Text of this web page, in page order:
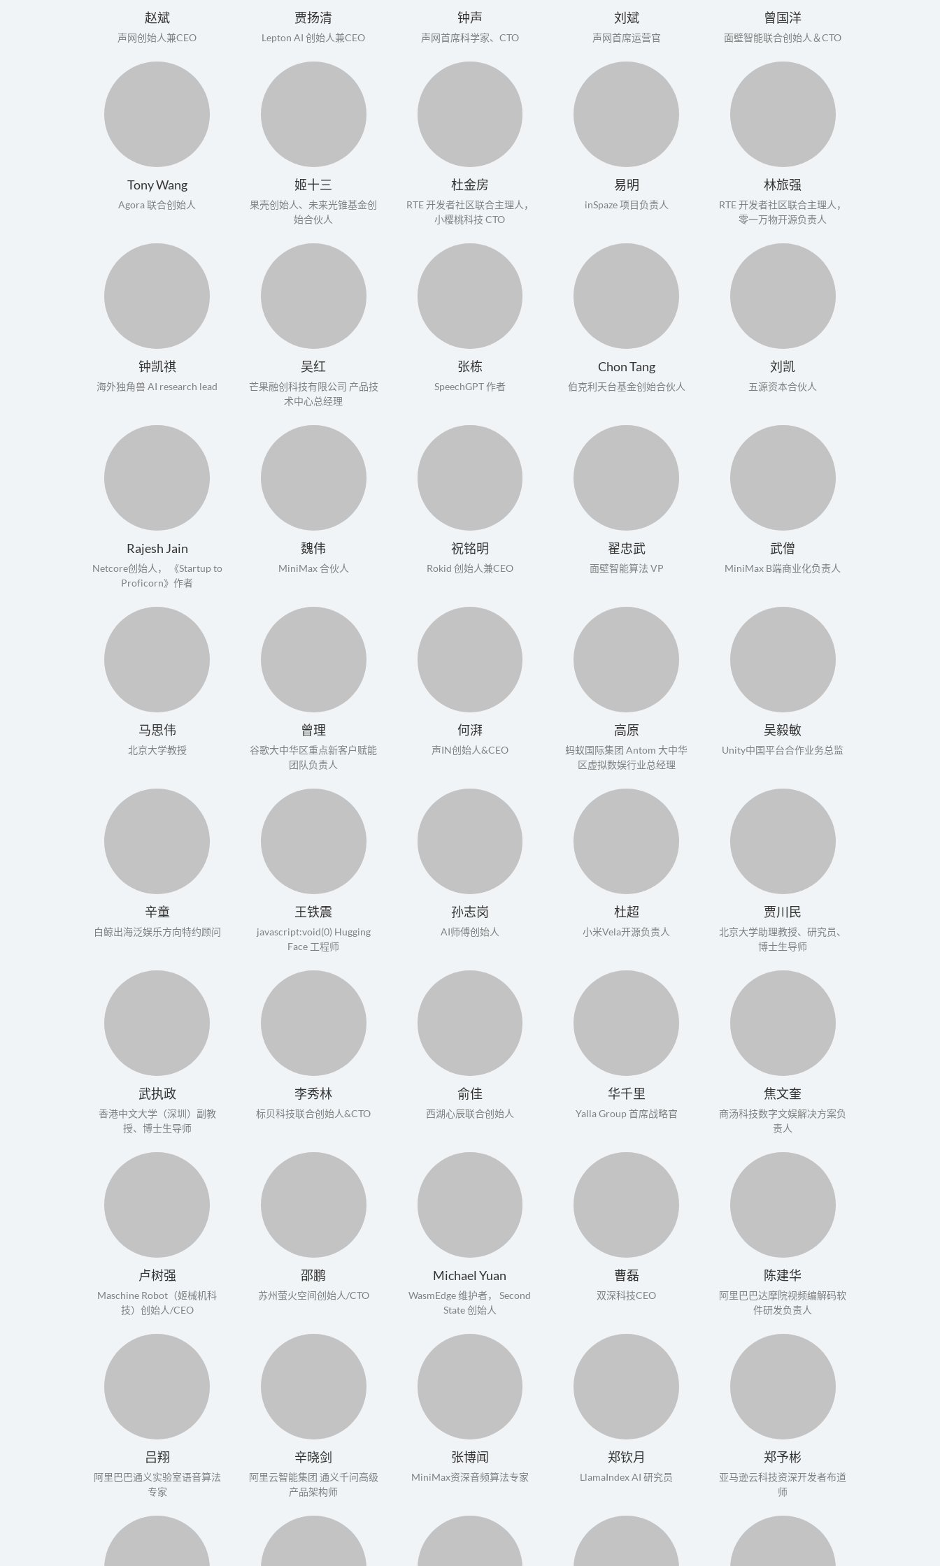
赵斌
声网创始人兼CEO
贾扬清
Lepton AI 创始人兼CEO
钟声
声网首席科学家、CTO
刘斌
声网首席运营官
曾国洋
面壁智能联合创始人＆CTO
Tony Wang
Agora 联合创始人
姬十三
果壳创始人、未来光锥基金创
始合伙人
杜金房
RTE 开发者社区联合主理人，
小樱桃科技 CTO
易明
inSpaze 项目负责人
林旅强
RTE 开发者社区联合主理人，
零一万物开源负责人
钟凯祺
海外独角兽 AI research lead
吴红
芒果融创科技有限公司 产品技
术中心总经理
张栋
SpeechGPT 作者
Chon Tang
伯克利天台基金创始合伙人
刘凯
五源资本合伙人
Rajesh Jain
Netcore创始人， 《Startup to
Proficorn》作者
魏伟
MiniMax 合伙人
祝铭明
​Rokid 创始人兼CEO
翟忠武
面壁智能算法 VP
武僧
MiniMax B端商业化负责人
马思伟
北京大学教授
曾理
谷歌大中华区重点新客户赋能
团队负责人
何湃
声IN创始人&CEO
高原
蚂蚁国际集团 Antom 大中华
区虚拟数娱行业总经理
吴毅敏
Unity中国平台合作业务总监
辛童
白鲸出海泛娱乐方向特约顾问
王铁震
javascript:void(0) Hugging
Face 工程师
孙志岗
AI师傅创始人
杜超
小米Vela开源负责人
贾川民
北京大学助理教授、研究员、
博士生导师
武执政
香港中文大学（深圳）副教
授、博士生导师
李秀林
标贝科技联合创始人&CTO
俞佳
西湖心辰联合创始人
华千里
Yalla Group 首席战略官
焦文奎
商汤科技数字文娱解决方案负
责人
卢树强
Maschine Robot（姬械机科
技）创始人/CEO
邵鹏
苏州萤火空间创始人/CTO
Michael Yuan
WasmEdge 维护者， Second
State 创始人
曹磊
双深科技CEO
陈建华
阿里巴巴达摩院视频编解码软
件研发负责人
吕翔
阿里巴巴通义实验室语音算法
专家
辛晓剑
阿里云智能集团 通义千问高级
产品架构师
张博闻
MiniMax资深音频算法专家
郑钦月
LlamaIndex AI 研究员
郑予彬
亚马逊云科技资深开发者布道
师